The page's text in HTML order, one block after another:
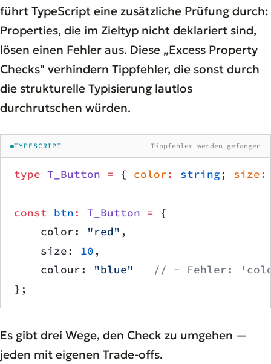
führt TypeScript eine zusätzliche Prüfung durch:
Properties, die im Zieltyp nicht deklariert sind,
lösen einen Fehler aus. Diese „Excess Property
Checks" verhindern Tippfehler, die sonst durch
die strukturelle Typisierung lautlos
durchrutschen würden.
TYPESCRIPT Tippfehler werden gefangen
type T_Button = { color: string; size:
const btn: T_Button = {
    color:
"red" ,
    size:
10,
    colour:
"blue"
// − Fehler:
};
Es gibt drei Wege, den Check zu umgehen —
jeden mit eigenen Trade-offs.